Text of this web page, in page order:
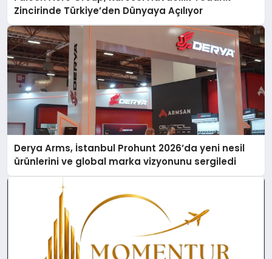
Zincirinde Türkiye’den Dünyaya Açılıyor
Derya Arms, İstanbul Prohunt 2026’da yeni nesil
ürünlerini ve global marka vizyonunu sergiledi